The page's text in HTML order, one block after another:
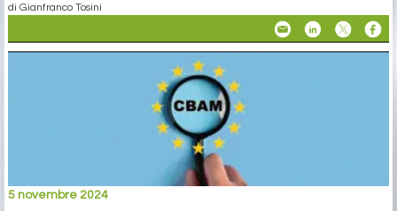
di Gianfranco Tosini
5 novembre 2024